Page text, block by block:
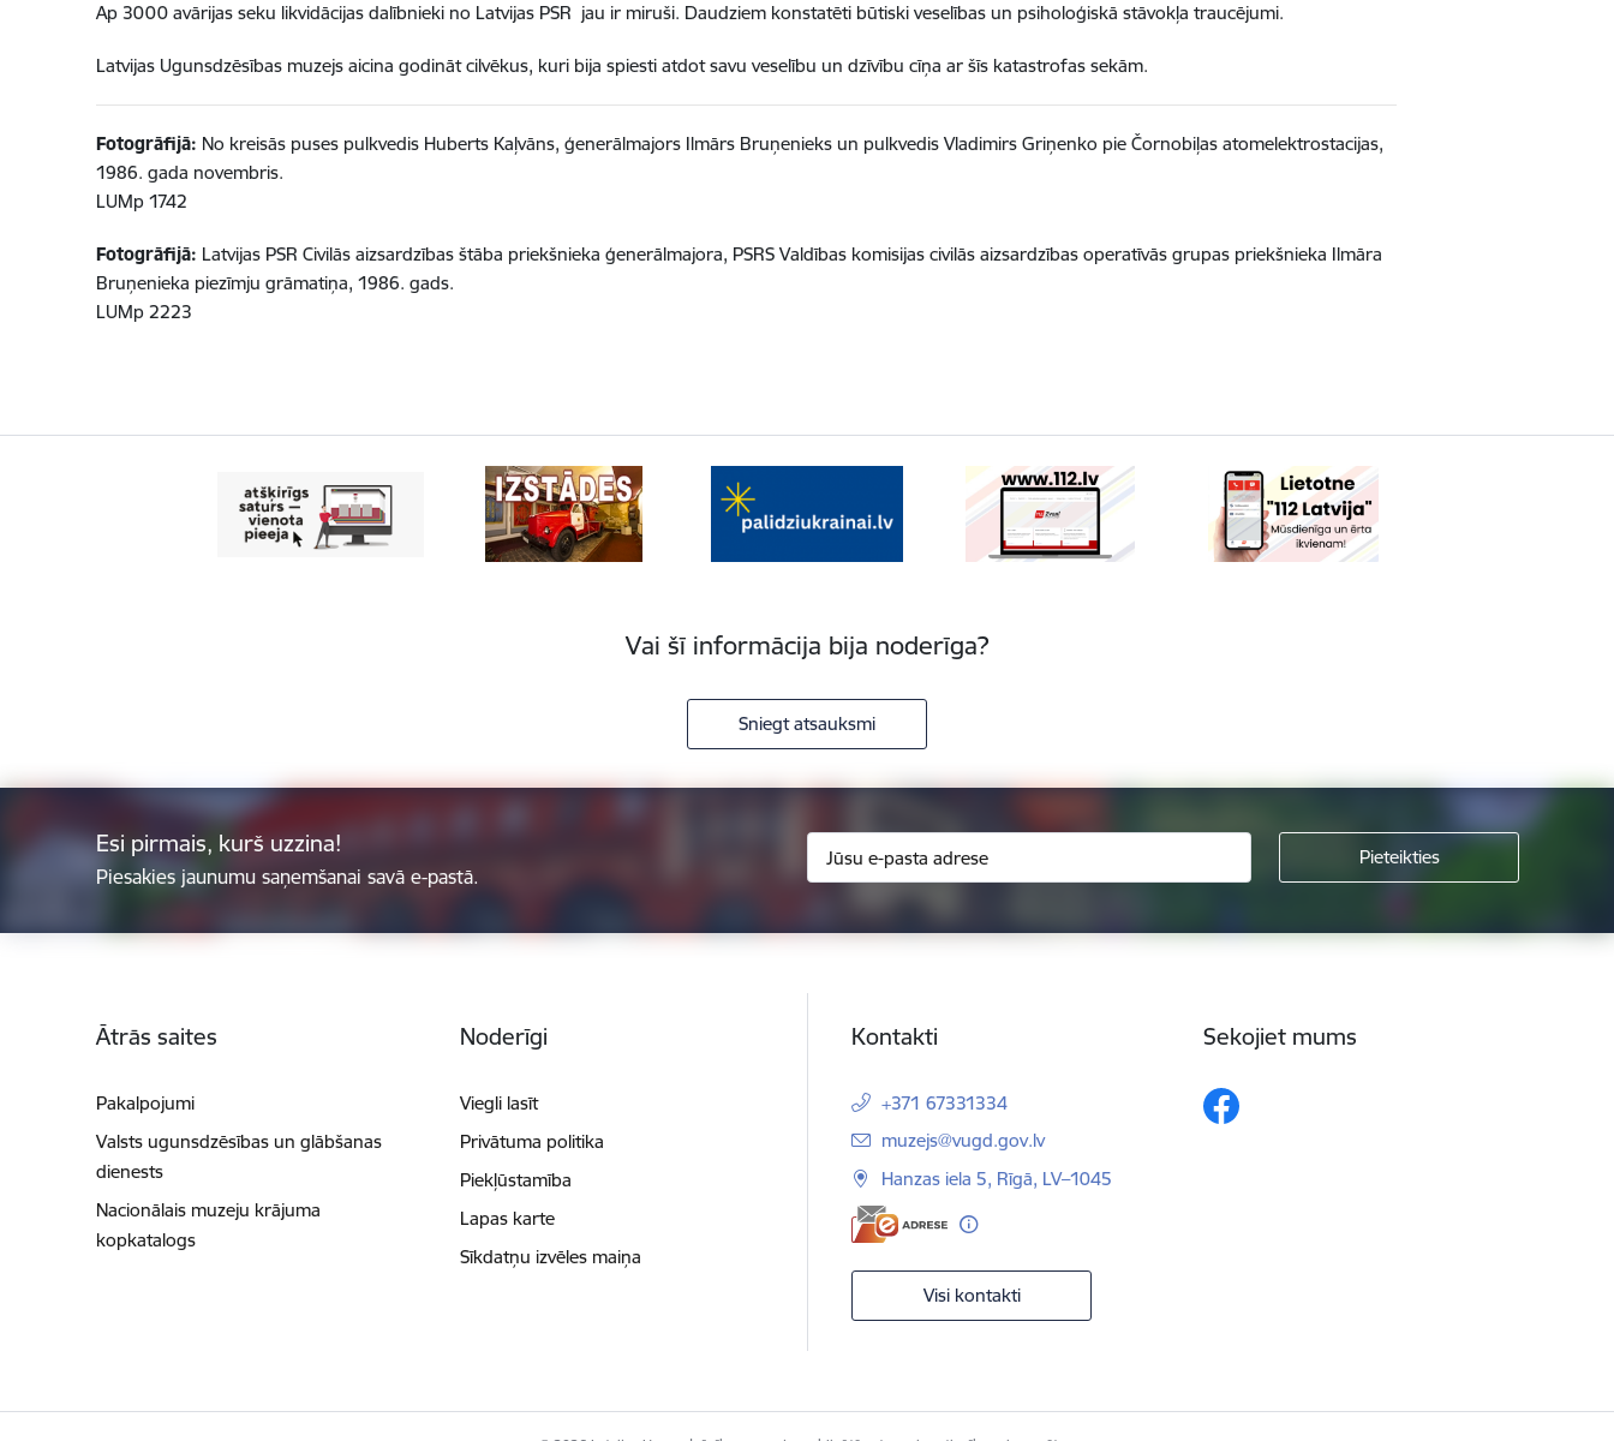
Ap 3000 avārijas seku likvidācijas dalībnieki no Latvijas PSR jau ir miruši. Daudziem konstatēti būtiski veselības un psiholoģiskā stāvokļa traucējumi.
Latvijas Ugunsdzēsības muzejs aicina godināt cilvēkus, kuri bija spiesti atdot savu veselību un dzīvību cīņa ar šīs katastrofas sekām.
Fotogrāfijā: No kreisās puses pulkvedis Huberts Kaļvāns, ģenerālmajors Ilmārs Bruņenieks un pulkvedis Vladimirs Griņenko pie Čornobiļas atomelektrostacijas,
1986. gada novembris.
LUMp 1742
Fotogrāfijā: Latvijas PSR Civilās aizsardzības štāba priekšnieka ģenerālmajora, PSRS Valdības komisijas civilās aizsardzības operatīvās grupas priekšnieka Ilmāra
Bruņenieka piezīmju grāmatiņa, 1986. gads.
LUMp 2223
Vai šī informācija bija noderīga?
Sniegt atsauksmi
Esi pirmais, kurš uzzina!
Piesakies jaunumu saņemšanai savā e-pastā.
Ātrās saites
Pakalpojumi
Valsts ugunsdzēsības un glābšanas
dienests
Nacionālais muzeju krājuma
kopkatalogs
Noderīgi
Viegli lasīt
Privātuma politika
Piekļūstamība
Lapas karte
Sīkdatņu izvēles maiņa
Kontakti
+371 67331334
E-pasts:
muzejs@vugd.gov.lv
Hanzas iela 5, Rīgā, LV–1045
Visi kontakti
Sekojiet mums